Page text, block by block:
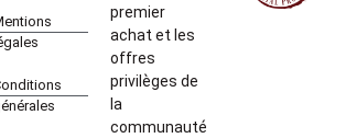
premier
achat et les
offres
privilèges de
la
communauté